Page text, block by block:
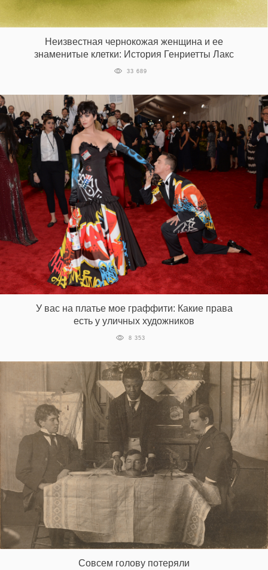
Неизвестная чернокожая женщина и ее
знаменитые клетки: История Генриетты Лакс
33 689
У вас на платье мое граффити: Какие права
есть у уличных художников
8 353
Совсем голову потеряли